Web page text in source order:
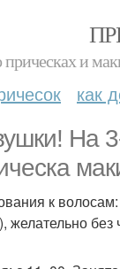
и
как
На
к
желательно без